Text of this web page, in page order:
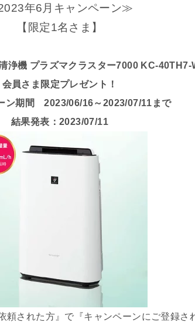
年6月キャンペーン≫
【限定1名さま】
浄機 プラズマクラスター7000 KC-40TH7-
会員さま限定プレゼント！
ン期間 2023/06/16～2023/07/11まで
結果発表：2023/07/11
頼された方』で『キャンペーンにご登録さ